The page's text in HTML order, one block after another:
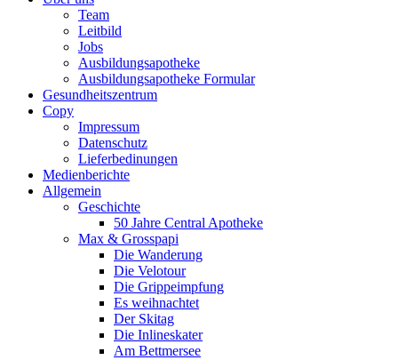
Team
Leitbild
Jobs
Ausbildungsapotheke
Ausbildungsapotheke Formular
Gesundheitszentrum
Copy
Impressum
Datenschutz
Lieferbedinungen
Medienberichte
Allgemein
Geschichte
50 Jahre Central Apotheke
Max & Grosspapi
Die Wanderung
Die Velotour
Die Grippeimpfung
Es weihnachtet
Der Skitag
Die Inlineskater
Am Bettmersee